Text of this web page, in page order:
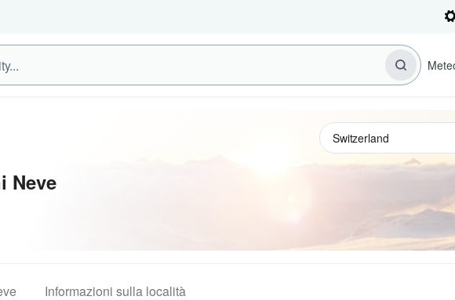
Neve
Informazioni sulla località